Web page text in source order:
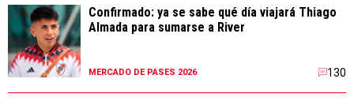
Confirmado: ya se sabe qué día viajará Thiago
Almada para sumarse a River
MERCADO DE PASES 2026 130